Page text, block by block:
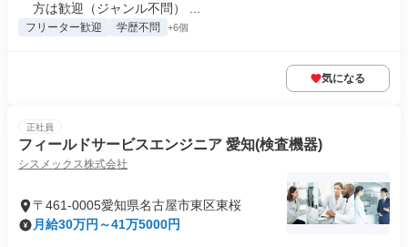
方は歓迎（ジャンル不問） ...
フリーター歓迎 学歴不問 +6個
気になる
正社員
フィールドサービスエンジニア 愛知(検査機器)
シスメックス株式会社
〒461-0005愛知県名古屋市東区東桜
月給30万円～41万5000円